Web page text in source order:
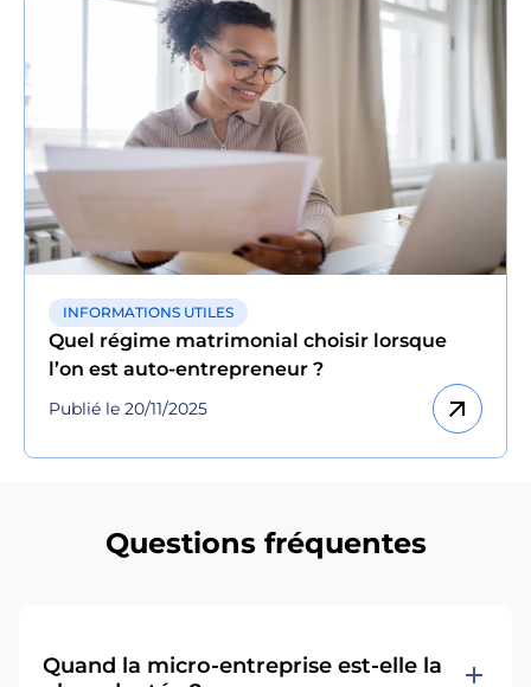
INFORMATIONS UTILES
Quel régime matrimonial choisir lorsque
l’on est auto-entrepreneur ?
Publié le 20/11/2025 arrow_outward
Questions fréquentes
Quand la micro-entreprise est-elle la
add